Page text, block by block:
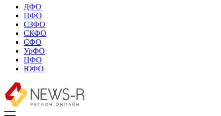
ДФО
ПФО
СЗФО
СКФО
СФО
УрФО
ЦФО
ЮФО